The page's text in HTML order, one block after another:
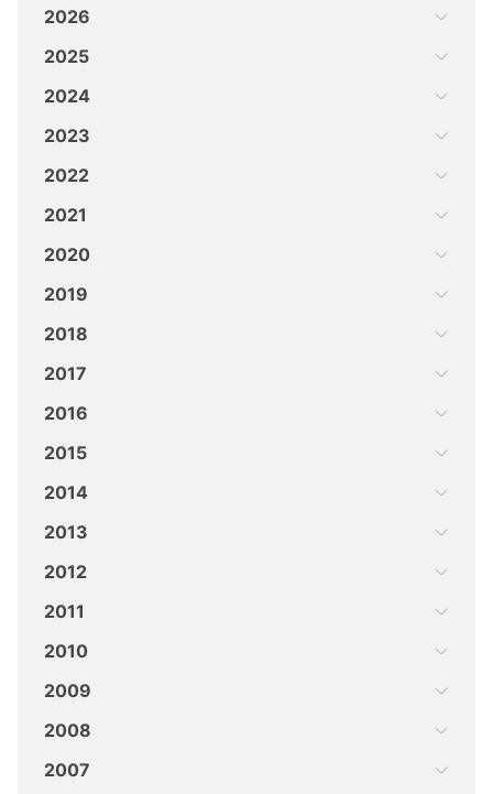
2026
2025
2024
2023
2022
2021
2020
2019
2018
2017
2016
2015
2014
2013
2012
2011
2010
2009
2008
2007